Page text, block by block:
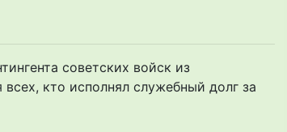
советских войск из
кто исполнял служебный долг за